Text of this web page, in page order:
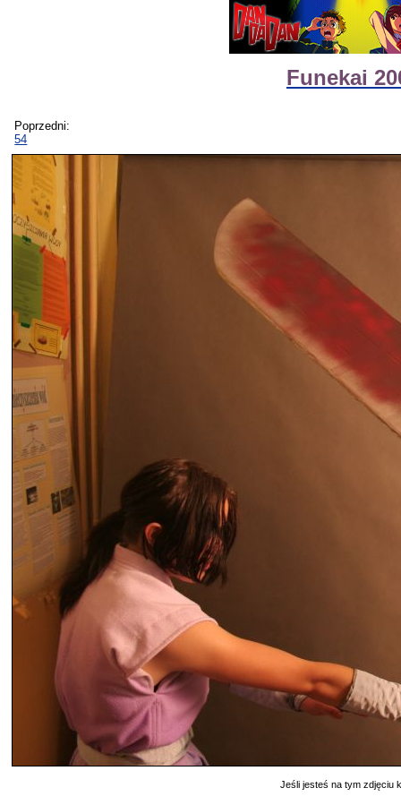
Funekai
Poprzedni:
54
Jeśli jesteś na tym zdjęciu